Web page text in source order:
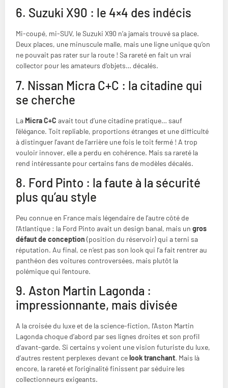
6. Suzuki X90 : le 4×4 des indécis
Mi-coupé, mi-SUV, le Suzuki X90 n’a jamais trouvé sa place.
Deux places, une minuscule malle, mais une ligne unique qu’on
ne pouvait pas rater sur la route ! Sa rareté en fait un vrai
collector pour les amateurs d’objets… décalés.
7. Nissan Micra C+C : la citadine qui
se cherche
LaMicra C+C avait tout d’une citadine pratique… sauf
l’élégance. Toit repliable, proportions étranges et une difficulté
à distinguer l’avant de l’arrière une fois le toit fermé ! A trop
vouloir innover, elle a perdu en cohérence. Mais sa rareté la
rend intéressante pour certains fans de modèles décalés.
8. Ford Pinto : la faute à la sécurité
plus qu’au style
Peu connue en France mais légendaire de l’autre côté de
l’Atlantique : la Ford Pinto avait un design banal, mais un gros
défaut de conception (position du réservoir) qui a terni sa
réputation. Au final, ce n’est pas son look qui l’a fait rentrer au
panthéon des voitures controversées, mais plutôt la
polémique qui l’entoure.
9. Aston Martin Lagonda :
impressionnante, mais divisée
A la croisée du luxe et de la science-fiction, l’Aston Martin
Lagonda choque d’abord par ses lignes droites et son profil
d’avant-garde. Si certains y voient une vision futuriste du luxe,
d’autres restent perplexes devant ce look tranchant. Mais là
encore, la rareté et l’originalité finissent par séduire les
collectionneurs exigeants.